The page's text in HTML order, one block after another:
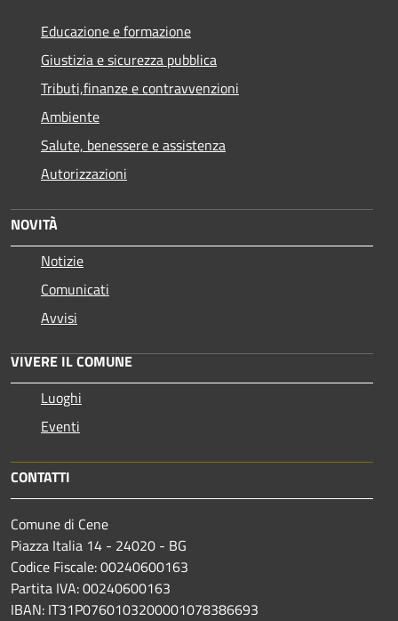
Educazione e formazione
Giustizia e sicurezza pubblica
Tributi,finanze e contravvenzioni
Ambiente
Salute, benessere e assistenza
Autorizzazioni
NOVITÀ
Notizie
Comunicati
Avvisi
VIVERE IL COMUNE
Luoghi
Eventi
CONTATTI
Comune di Cene
Piazza Italia 14 - 24020 - BG
Codice Fiscale: 00240600163
Partita IVA: 00240600163
IBAN: IT31P0760103200001078386693